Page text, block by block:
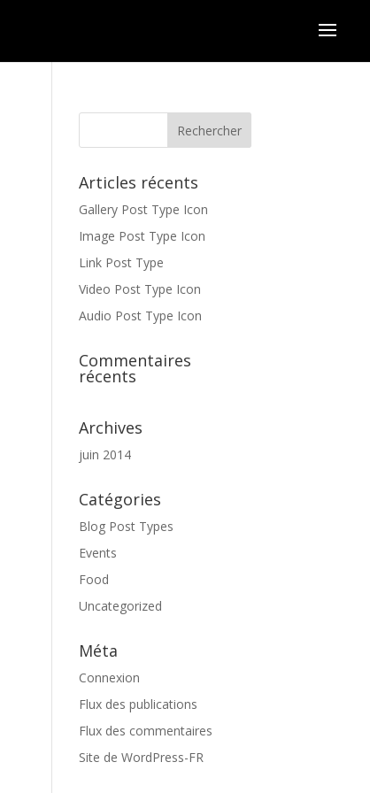
Articles récents
Gallery Post Type Icon
Image Post Type Icon
Link Post Type
Video Post Type Icon
Audio Post Type Icon
Commentaires
récents
Archives
juin 2014
Catégories
Blog Post Types
Events
Food
Uncategorized
Méta
Connexion
Flux des publications
Flux des commentaires
Site de WordPress-FR